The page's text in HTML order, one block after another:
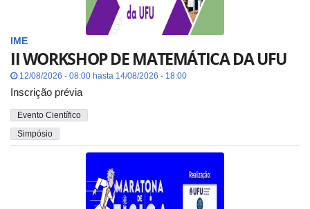
IME
II WORKSHOP DE MATEMÁTICA DA UFU
12/08/2026 - 08:00 hasta 14/08/2026 - 18:00
Inscrição prévia
Evento Científico
Simpósio